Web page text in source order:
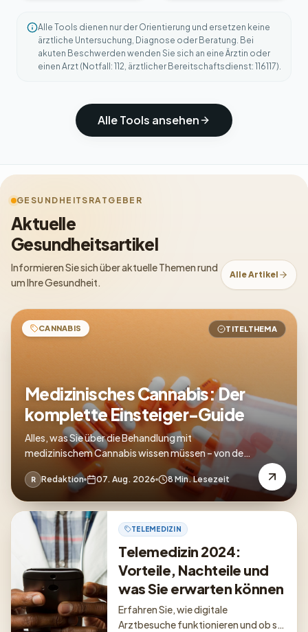
Alle Tools dienen nur der Orientierung und ersetzen keine
ärztliche Untersuchung, Diagnose oder Beratung. Bei
akuten Beschwerden wenden Sie sich an eine Ärztin oder
einen Arzt (Notfall: 112, ärztlicher Bereitschaftsdienst: 116117).
Alle Tools ansehen
GESUNDHEITSRATGEBER
Aktuelle
Gesundheitsartikel
Informieren Sie sich über aktuelle Themen rund
um Ihre Gesundheit.
Alle Artikel
CANNABIS TITELTHEMA
Medizinisches Cannabis: Der
komplette Einsteiger-Guide
Alles, was Sie über die Behandlung mit
medizinischem Cannabis wissen müssen – von der
Verschreibung bis zur Anwendung.
R Redaktion 07. Aug. 2026 8 Min. Lesezeit
TELEMEDIZIN
Telemedizin 2024:
Vorteile, Nachteile und
was Sie erwarten können
Erfahren Sie, wie digitale
Arztbesuche funktionieren und ob sie